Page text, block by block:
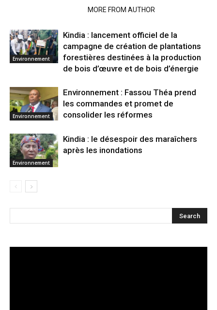
MORE FROM AUTHOR
Environnement
Kindia : lancement officiel de la
campagne de création de plantations
forestières destinées à la production
de bois d’œuvre et de bois d’énergie
Environnement
Environnement : Fassou Théa prend
les commandes et promet de
consolider les réformes
Environnement
Kindia : le désespoir des maraîchers
après les inondations